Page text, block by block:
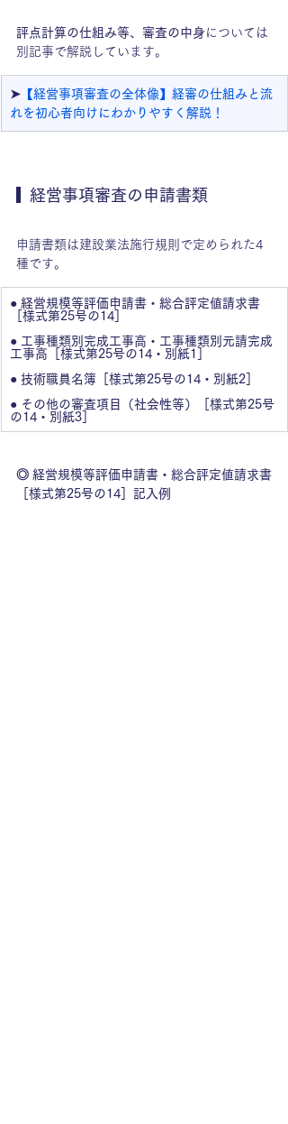
評点計算の仕組み等、審査の中身については
別記事で解説しています。
➤ 【経営事項審査の全体像】経審の仕組みと流
れを初心者向けにわかりやすく解説！
経営事項審査の申請書類
申請書類は建設業法施行規則で定められた4
種です。
● 経営規模等評価申請書・総合評定値請求書
［様式第25号の14］
● 工事種類別完成工事高・工事種類別元請完成
工事高［様式第25号の14・別紙1］
● 技術職員名簿［様式第25号の14・別紙2］
● その他の審査項目（社会性等）［様式第25号
の14・別紙3］
◎ 経営規模等評価申請書・総合評定値請求書
［様式第25号の14］記入例